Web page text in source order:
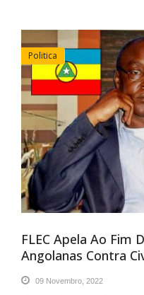
Politica
FLEC Apela Ao Fim
Angolanas Contra
09 Novembro, 2022